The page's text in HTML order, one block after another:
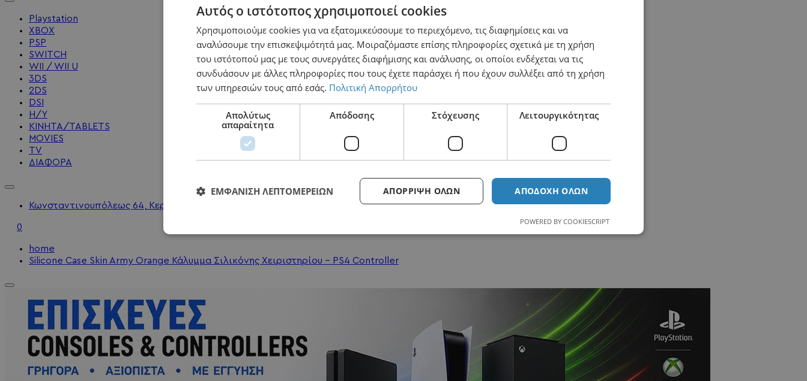
Playstation
XBOX
PSP
SWITCH
WII / WII U
3DS
2DS
DSI
Η/Υ
KINHTA/TABLETS
MOVIES
TV
ΔΙΑΦΟΡΑ
Κωνσταντινουπόλεως 64, Κερατσίνι - 2104010202 - 2110125418
0
home
Silicone Case Skin Army Orange Κάλυμμα Σιλικόνης Χειριστηρίου - PS4 Controller
Αυτός ο ιστότοπος χρησιμοποιεί cookies
Χρησιμοποιούμε cookies για να εξατομικεύσουμε το περιεχόμενο, τις διαφημίσεις και να
αναλύσουμε την επισκεψιμότητά μας. Μοιραζόμαστε επίσης πληροφορίες σχετικά με τη χρήση
του ιστότοπού μας με τους συνεργάτες διαφήμισης και ανάλυσης, οι οποίοι ενδέχεται να τις
συνδυάσουν με άλλες πληροφορίες που τους έχετε παράσχει ή που έχουν συλλέξει από τη χρήση
των υπηρεσιών τους από εσάς. Πολιτική Απορρήτου
Απολύτως
απαραίτητα
Απόδοσης Στόχευσης Λειτουργικότητας
ΑΠΟΔΟΧΉ ΌΛΩΝ
ΑΠΌΡΡΙΨΗ ΌΛΩΝ
ΕΜΦΆΝΙΣΗ ΛΕΠΤΟΜΕΡΕΙΏΝ
POWERED BY COOKIESCRIPT